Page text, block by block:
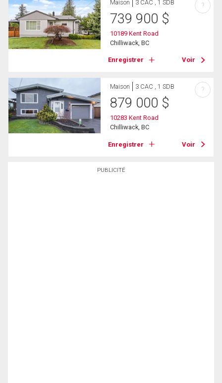
PUBLICITÉ
Maison 3 CAC , 1 SDB
739 900 $
10189 Kent Road
Chilliwack, BC
Enregistrer Voir
?
Maison 3 CAC , 1 SDB
879 000 $
10283 Kent Road
Chilliwack, BC
Enregistrer Voir
?